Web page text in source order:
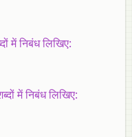
में निबंध लिखिए:
में निबंध लिखिए: